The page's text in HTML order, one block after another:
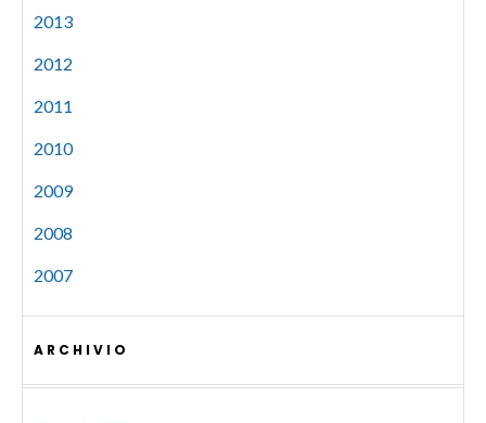
2013
2012
2011
2010
2009
2008
2007
ARCHIVIO